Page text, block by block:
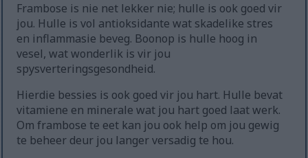
Frambose is nie net lekker nie; hulle is ook goed vir
jou. Hulle is vol antioksidante wat skadelike stres
en inflammasie beveg. Boonop is hulle hoog in
vesel, wat wonderlik is vir jou
spysverteringsgesondheid.
Hierdie bessies is ook goed vir jou hart. Hulle bevat
vitamiene en minerale wat jou hart goed laat werk.
Om frambose te eet kan jou ook help om jou gewig
te beheer deur jou langer versadig te hou.